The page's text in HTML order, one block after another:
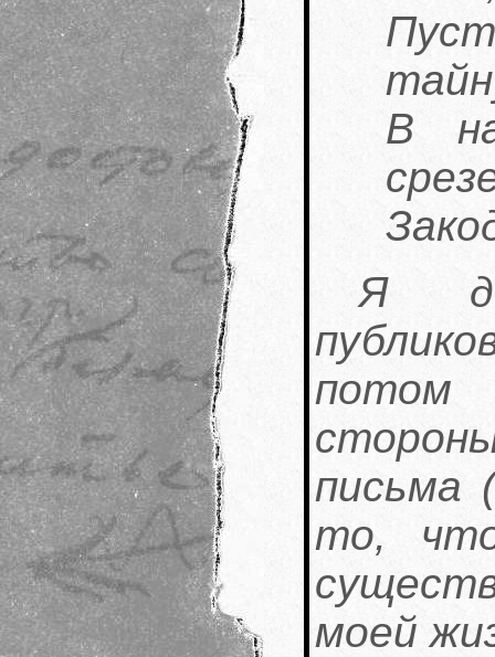
В
Я
письма
то,
моей